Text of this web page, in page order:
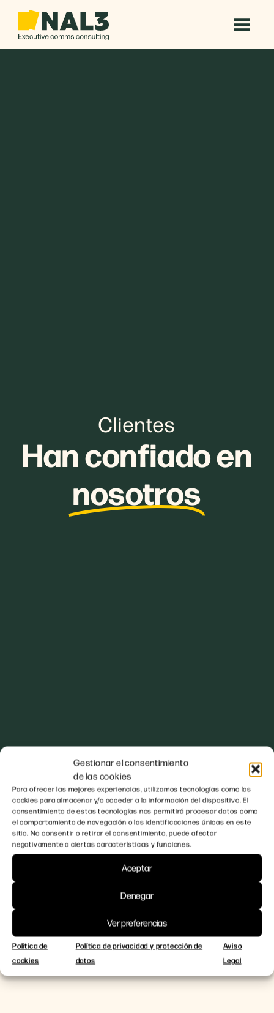
Gestionar el consentimiento
de las cookies
Para ofrecer las mejores experiencias, utilizamos tecnologías como las
cookies para almacenar y/o acceder a la información del dispositivo. El
consentimiento de estas tecnologías nos permitirá procesar datos como
el comportamiento de navegación o las identificaciones únicas en este
sitio. No consentir o retirar el consentimiento, puede afectar
negativamente a ciertas características y funciones.
Aceptar
Denegar
Ver preferencias
Política de
cookies
Política de privacidad y protección de
datos
Aviso
Legal
Clientes
Han confiado en
nosotros